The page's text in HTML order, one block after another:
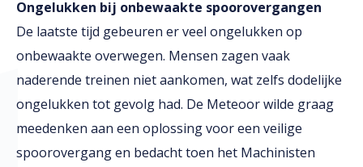
Ongelukken bij onbewaakte spoorovergangen
De laatste tijd gebeuren er veel ongelukken op
onbewaakte overwegen. Mensen zagen vaak
naderende treinen niet aankomen, wat zelfs dodelijke
ongelukken tot gevolg had. De Meteoor wilde graag
meedenken aan een oplossing voor een veilige
spoorovergang en bedacht toen het Machinisten